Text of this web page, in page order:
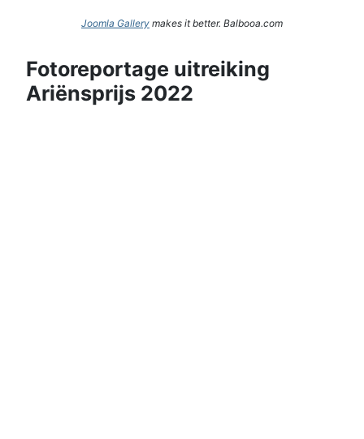
Joomla Gallery makes it better. Balbooa.com
Fotoreportage uitreiking
Ariënsprijs 2022